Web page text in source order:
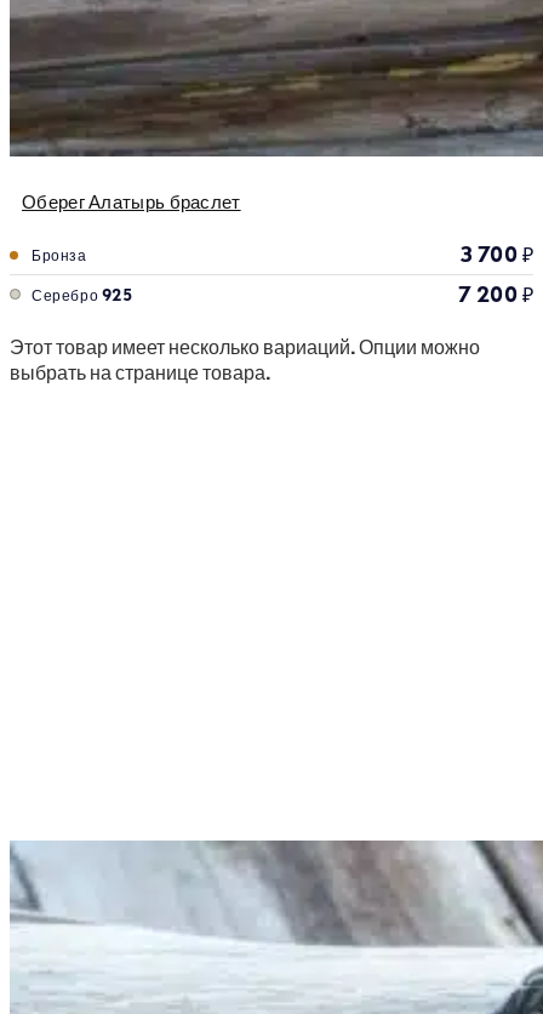
Оберег Алатырь браслет
Бронза 3 700₽
Серебро 925 7 200₽
Этот товар имеет несколько вариаций. Опции можно
выбрать на странице товара.